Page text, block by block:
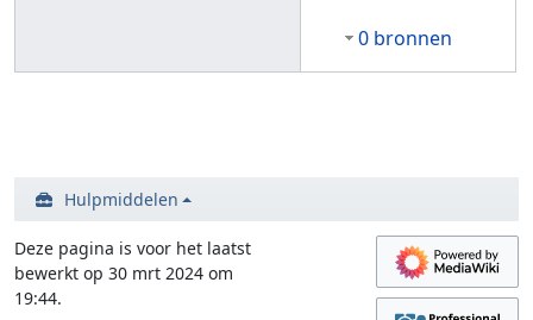
0 bronnen
Hulpmiddelen
Deze pagina is voor het laatst
bewerkt op 30 mrt 2024 om
19:44.